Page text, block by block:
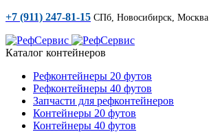
+7 (911) 247-81-15 СПб, Новосибирск, Москва
Каталог контейнеров
Рефконтейнеры 20 футов
Рефконтейнеры 40 футов
Запчасти для рефконтейнеров
Контейнеры 20 футов
Контейнеры 40 футов